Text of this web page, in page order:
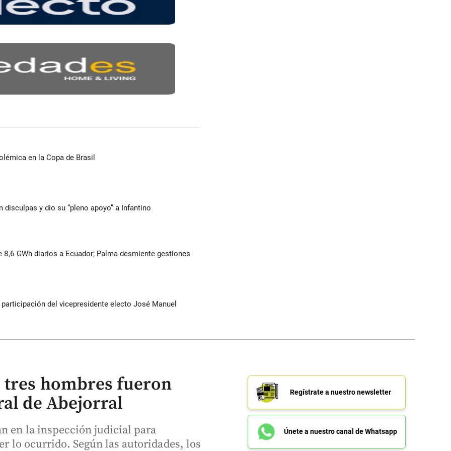
en la Copa de Brasil
disculpas y dio su “pleno apoyo” a Infantino
GWh diarios a Ecuador; Palma desmiente gestiones
del vicepresidente electo José Manuel
hombres fueron
de Abejorral
en la inspección judicial para
lo ocurrido. Según las autoridades, los
Regístrate a nuestro newsletter
Únete a nuestro canal de Whatsapp